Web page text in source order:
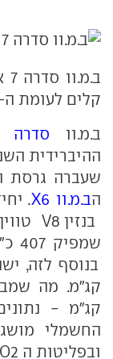
קלים לעומת ה-7 הרגילה. / צילומים:
ב.מ.וו סדרה
ההיברידית
שעברה גרסת
הב.מ.וו X6
.
קג"מ -
ובפליטות ה CO2.